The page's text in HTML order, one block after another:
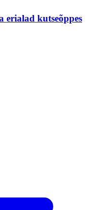
erialad kutseõppes